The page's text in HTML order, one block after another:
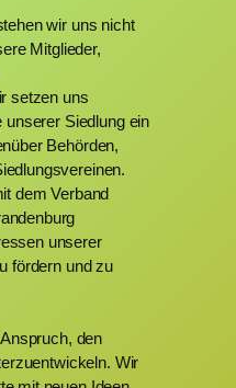
wir uns nicht
Mitglieder,
setzen uns
unserer Siedlung ein
Behörden,
dem Verband
unserer
fördern und zu
den
Wir